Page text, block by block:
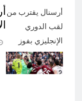
أرسنال يقترب من
لقب الدوري
الإنجليزي بفوز
مثير على وست
هام